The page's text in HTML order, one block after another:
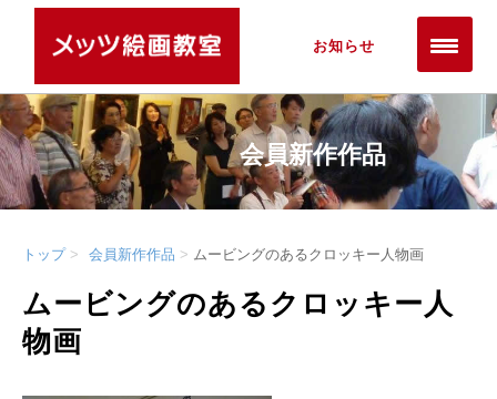
お知らせ
会員新作作品
トップ 会員新作作品 ムービングのあるクロッキー人物画
ムービングのあるクロッキー人
物画